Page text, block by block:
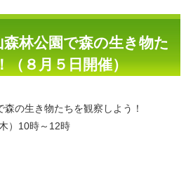
林公園で森の生き物た
（８月５日開催）
の生き物たちを観察しよう！
）10時～12時